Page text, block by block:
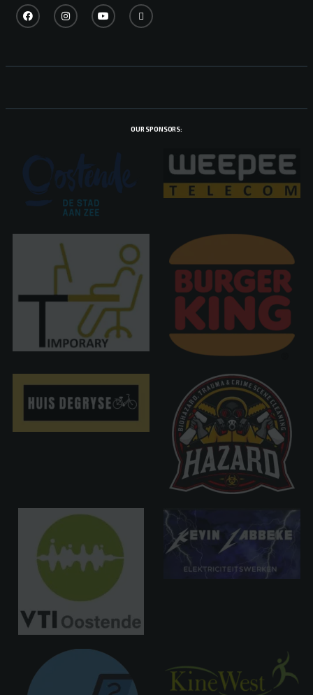
OUR SPONSORS: